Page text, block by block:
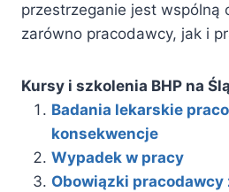
przestrzeganie jest wspólną
zarówno pracodawcy, jak i
Kursy i szkolenia BHP na
Badania lekarskie
konsekwencje
Wypadek w pracy
Obowiązki